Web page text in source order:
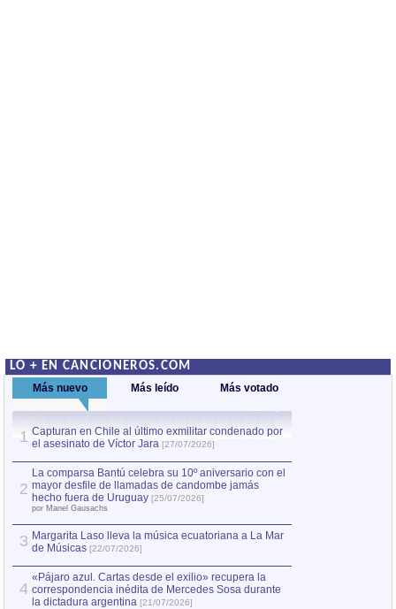
LO + EN CANCIONEROS.COM
Más nuevo Más leído Más votado
1 Capturan en Chile al último exmilitar condenado por
el asesinato de Víctor Jara [27/07/2026]
2
La comparsa Bantú celebra su 10º aniversario con el
mayor desfile de llamadas de candombe jamás
hecho fuera de Uruguay [25/07/2026]
por Manel Gausachs
3 Margarita Laso lleva la música ecuatoriana a La Mar
de Músicas [22/07/2026]
4
«Pájaro azul. Cartas desde el exilio» recupera la
correspondencia inédita de Mercedes Sosa durante
la dictadura argentina [21/07/2026]